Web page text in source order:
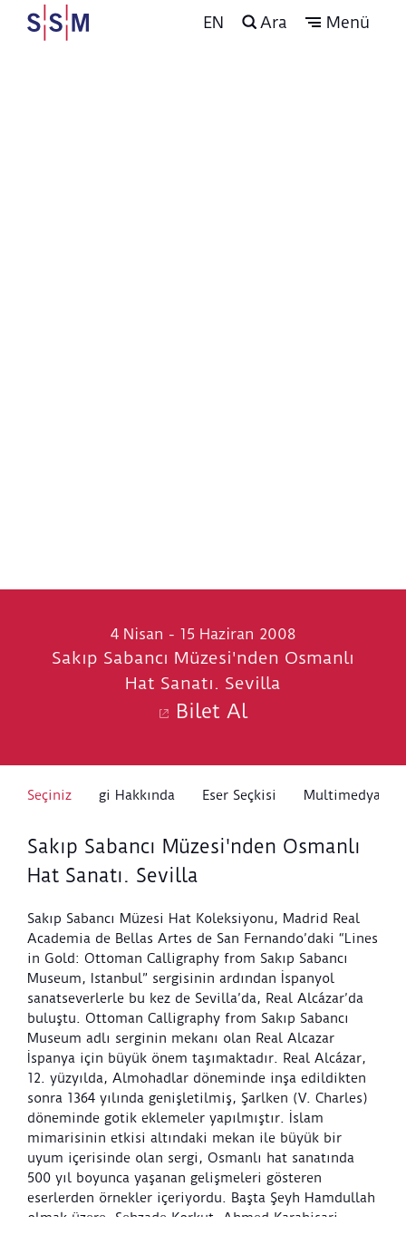
EN Ara Menü
4 Nisan - 15 Haziran 2008
Sakıp Sabancı Müzesi'nden Osmanlı
Hat Sanatı. Sevilla
Bilet Al
Seçiniz Sergi Hakkında Eser Seçkisi Multimedya
Sakıp Sabancı Müzesi'nden Osmanlı
Hat Sanatı. Sevilla
Sakıp Sabancı Müzesi Hat Koleksiyonu, Madrid Real
Academia de Bellas Artes de San Fernando’daki “Lines
in Gold: Ottoman Calligraphy from Sakıp Sabancı
Museum, Istanbul” sergisinin ardından İspanyol
sanatseverlerle bu kez de Sevilla’da, Real Alcázar’da
buluştu. Ottoman Calligraphy from Sakıp Sabancı
Museum adlı serginin mekanı olan Real Alcazar
İspanya için büyük önem taşımaktadır. Real Alcázar,
12. yüzyılda, Almohadlar döneminde inşa edildikten
sonra 1364 yılında genişletilmiş, Şarlken (V. Charles)
döneminde gotik eklemeler yapılmıştır. İslam
mimarisinin etkisi altındaki mekan ile büyük bir
uyum içerisinde olan sergi, Osmanlı hat sanatında
500 yıl boyunca yaşanan gelişmeleri gösteren
eserlerden örnekler içeriyordu. Başta Şeyh Hamdullah
olmak üzere, Şehzade Korkut, Ahmed Karahisari,